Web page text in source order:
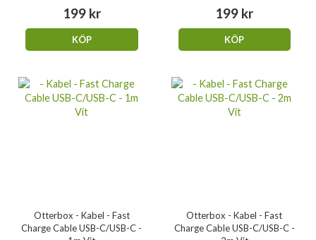
199 kr
KÖP
199 kr
KÖP
Otterbox - Kabel - Fast
Charge Cable USB-C/USB-C -
Otterbox - Kabel - Fast
Charge Cable USB-C/USB-C -